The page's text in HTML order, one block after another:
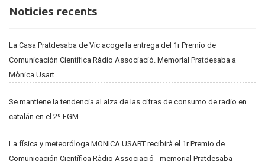
Noticies
Noticies recents
La Casa Pratdesaba de Vic acoge la entrega del 1r Premio de
Comunicación Científica Ràdio Associació. Memorial Pratdesaba a
Mònica Usart
Se mantiene la tendencia al alza de las cifras de consumo de radio en
catalán en el 2º EGM
La física y meteoróloga MONICA USART recibirà el 1r Premio de
Comunicación Científica Ràdio Associació - memorial Pratdesaba